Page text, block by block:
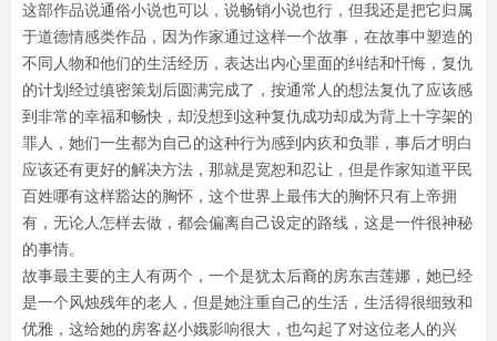
这部作品说通俗小说也可以，说畅销小说也行，但我还是把它归属
于道德情感类作品，因为作家通过这样一个故事，在故事中塑造的
不同人物和他们的生活经历，表达出内心里面的纠结和忏悔，复仇
的计划经过缜密策划后圆满完成了，按通常人的想法复仇了应该感
到非常的幸福和畅快，却没想到这种复仇成功却成为背上十字架的
罪人，她们一生都为自己的这种行为感到内疚和负罪，事后才明白
应该还有更好的解决方法，那就是宽恕和忍让，但是作家知道平民
百姓哪有这样豁达的胸怀，这个世界上最伟大的胸怀只有上帝拥
有，无论人怎样去做，都会偏离自己设定的路线，这是一件很神秘
的事情。
故事最主要的主人有两个，一个是犹太后裔的房东吉莲娜，她已经
是一个风烛残年的老人，但是她注重自己的生活，生活得很细致和
优雅，这给她的房客赵小娥影响很大，也勾起了对这位老人的兴